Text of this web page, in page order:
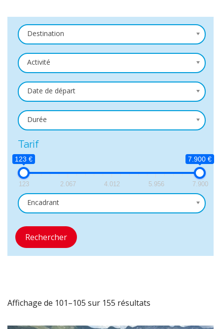
Destination
Activité
Date de départ
Durée
Tarif
123 € 7.900 €
123 2.067 4.012 5.956 7.900
Encadrant
Rechercher
Affichage de 101–105 sur 155 résultats